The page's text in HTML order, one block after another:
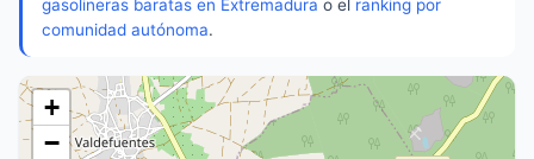
gasolineras baratas en Extremadura o el ranking por
comunidad autónoma.
+
−